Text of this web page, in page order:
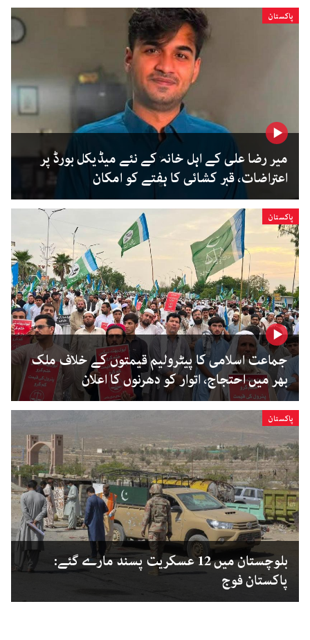
پاکستان
میر رضا علی کے اہل خانہ کے نئے میڈیکل بورڈ پر
اعتراضات، قبر کشائی کا ہفتے کو امکان
پاکستان
جماعت اسلامی کا پیٹرولیم قیمتوں کے خلاف ملک
بھر میں احتجاج، اتوار کو دھرنوں کا اعلان
پاکستان
بلوچستان میں 12 عسکریت پسند مارے گئے:
پاکستان فوج